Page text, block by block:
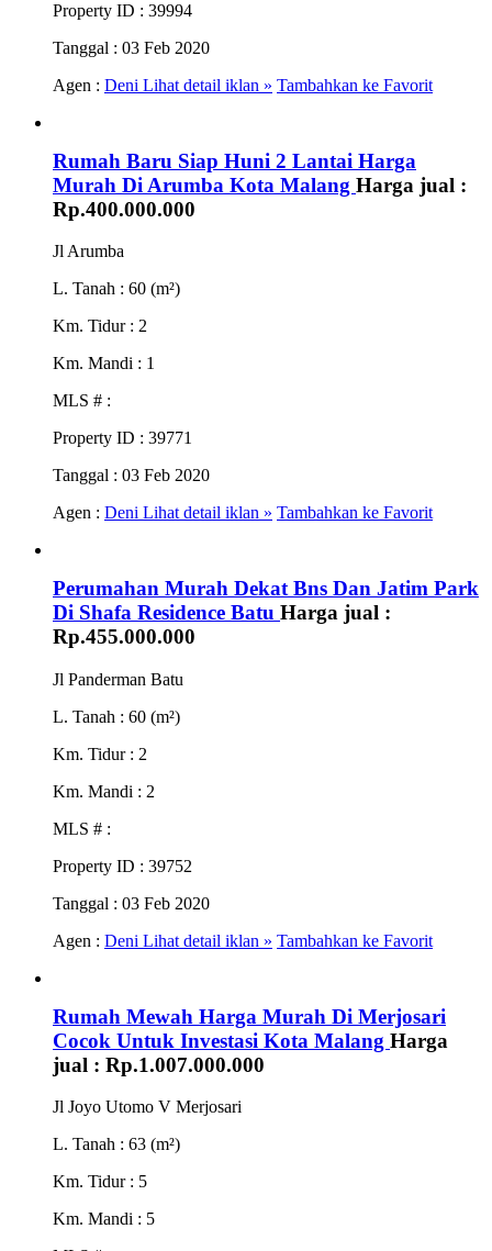
Property ID : 39994
Tanggal : 03 Feb 2020
Agen : Deni Lihat detail iklan » Tambahkan ke Favorit
Rumah Baru Siap Huni 2 Lantai Harga
Murah Di Arumba Kota Malang Harga jual :
Rp.400.000.000
Jl Arumba
L. Tanah : 60 (m²)
Km. Tidur : 2
Km. Mandi : 1
MLS # :
Property ID : 39771
Tanggal : 03 Feb 2020
Agen : Deni Lihat detail iklan » Tambahkan ke Favorit
Perumahan Murah Dekat Bns Dan Jatim Park
Di Shafa Residence Batu Harga jual :
Rp.455.000.000
Jl Panderman Batu
L. Tanah : 60 (m²)
Km. Tidur : 2
Km. Mandi : 2
MLS # :
Property ID : 39752
Tanggal : 03 Feb 2020
Agen : Deni Lihat detail iklan » Tambahkan ke Favorit
Rumah Mewah Harga Murah Di Merjosari
Cocok Untuk Investasi Kota Malang Harga
jual : Rp.1.007.000.000
Jl Joyo Utomo V Merjosari
L. Tanah : 63 (m²)
Km. Tidur : 5
Km. Mandi : 5